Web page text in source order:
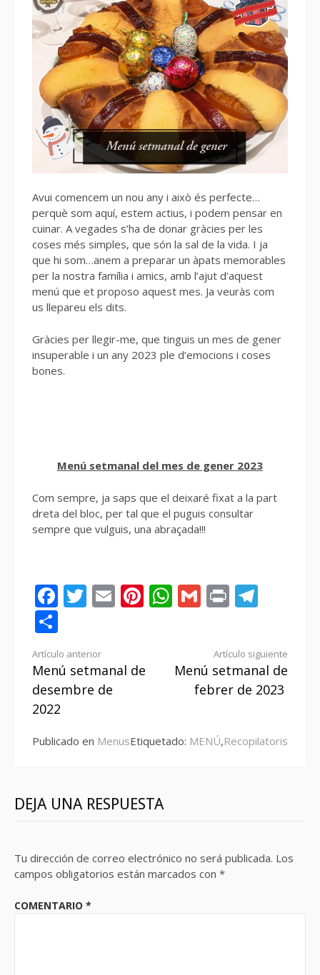
Avui comencem un nou any i això és perfecte…
perquè som aquí, estem actius, i podem pensar en
cuinar. A vegades s’ha de donar gràcies per les
coses més simples, que són la sal de la vida. I ja
que hi som…anem a preparar un àpats memorables
per la nostra família i amics, amb l’ajut d’aquest
menú que et proposo aquest mes. Ja veuràs com
us llepareu els dits.
Gràcies per llegir-me, que tinguis un mes de gener
insuperable i un any 2023 ple d’emocions i coses
bones.
Menú setmanal del mes de gener 2023
Com sempre, ja saps que el deixaré fixat a la part
dreta del bloc, per tal que el puguis consultar
sempre que vulguis, una abraçada!!!
Facebook
Twitter
EmailPinterest
WhatsApp
Gmail
Print
Seguir
leyendo
Artículo anterior
Menú setmanal de
desembre de
2022
Artículo siguiente
Menú setmanal de
febrer de 2023
Publicado en MenusEtiquetado: MENÚ,Recopilatoris
DEJA UNA RESPUESTA
Tu dirección de correo electrónico no será publicada. Los
campos obligatorios están marcados con *
COMENTARIO *